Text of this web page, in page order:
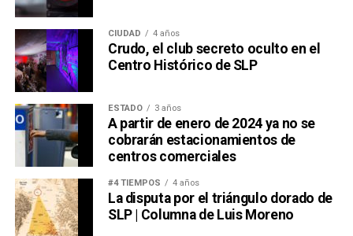
CIUDAD 4 años
Crudo, el club secreto oculto en el
Centro Histórico de SLP
ESTADO 3 años
A partir de enero de 2024 ya no se
cobrarán estacionamientos de
centros comerciales
#4 TIEMPOS 4 años
La disputa por el triángulo dorado de
SLP | Columna de Luis Moreno